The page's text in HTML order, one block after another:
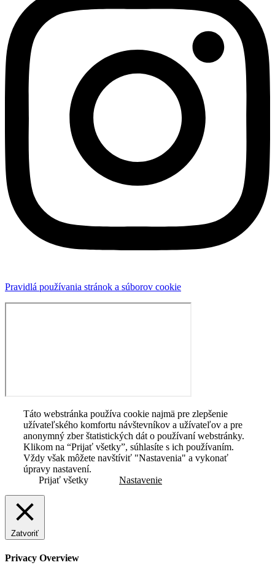
Pravidlá používania stránok a súborov cookie
Táto webstránka používa cookie najmä pre zlepšenie
užívateľského komfortu návštevníkov a užívateľov a pre
anonymný zber štatistických dát o používaní webstránky.
Klikom na “Prijať všetky”, súhlasíte s ich používaním.
Vždy však môžete navštíviť "Nastavenia" a vykonať
úpravy nastavení.
Prijať všetky
Nastavenie
Zatvoriť
Privacy Overview